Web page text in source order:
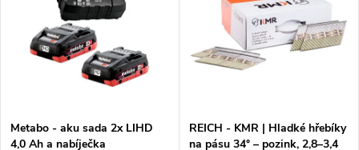
Metabo - aku sada 2x LIHD
4,0 Ah a nabíječka
REICH - KMR | Hladké hřebíky
na pásu 34° – pozink, 2,8–3,4